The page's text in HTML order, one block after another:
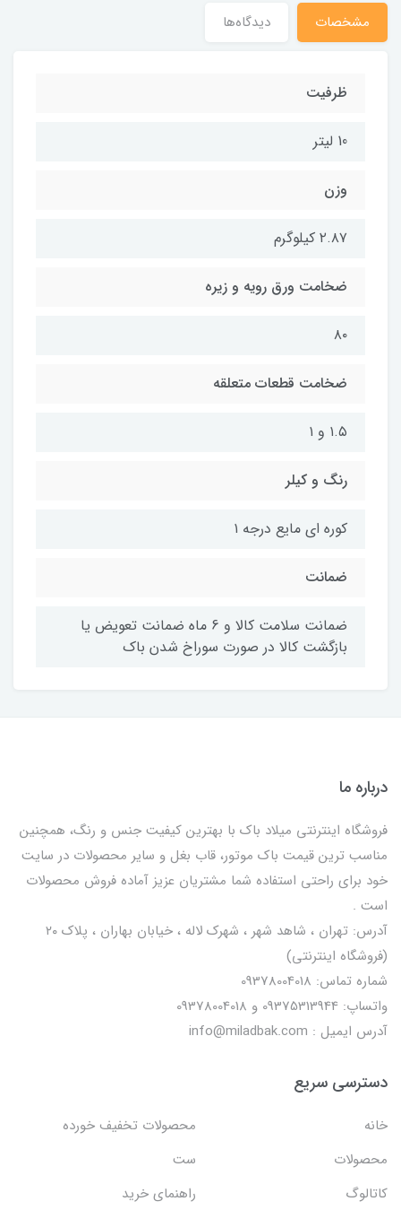
مشخصات دیدگاه‌ها
ظرفیت
10 لیتر
وزن
۲.۸۷ کیلوگرم
ضخامت ورق رویه و زیره
۸۰
ضخامت قطعات متعلقه
۱.۵ و ۱
رنگ و کیلر
کوره ای مایع درجه ۱
ضمانت
ضمانت سلامت کالا و 6 ماه ضمانت تعویض یا
بازگشت کالا در صورت سوراخ شدن باک
درباره ما
فروشگاه اینترنتی میلاد باک با بهترین کیفیت جنس و رنگ، همچنین
مناسب ترین قیمت باک موتور، قاب بغل و سایر محصولات در سایت
خود برای راحتی استفاده شما مشتریان عزیز آماده فروش محصولات
است .
آدرس: تهران ، شاهد شهر ، شهرک لاله ، خیابان بهاران ، پلاک ۲۰
(فروشگاه اینترنتی)
شماره تماس: 09378004018
واتساپ: 09375313944 و 09378004018
آدرس ایمیل : info@miladbak.com
دسترسی سریع
خانه
محصولات تخفیف خورده
محصولات
ست
کاتالوگ
راهنمای خرید